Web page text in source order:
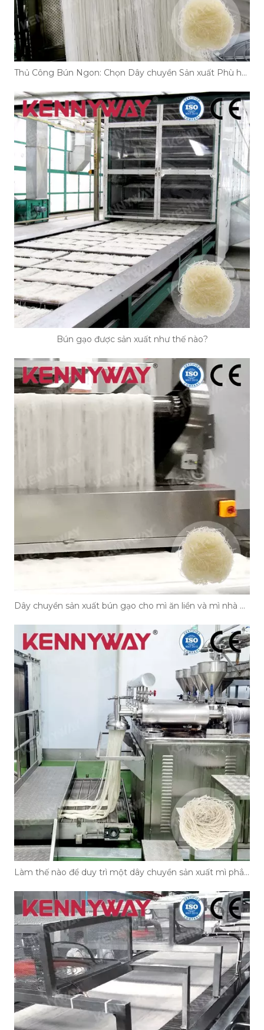
Thủ Công Bún Ngon: Chọn Dây chuyền Sản xuất Phù hợp!
Bún gạo được sản xuất như thế nào?
Dây chuyền sản xuất bún gạo cho mì ăn liền và mì nhà hàng
Làm thế nào để duy trì một dây chuyền sản xuất mì phẳng?